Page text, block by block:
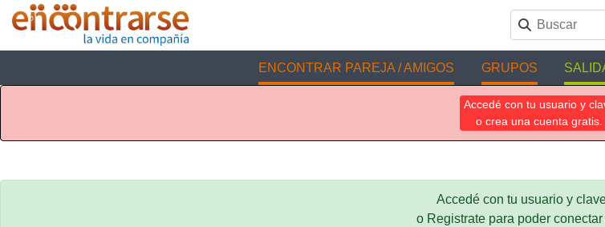
ENCONTRAR PAREJA / AMIGOS GRUPOS
Accedé con tu usuario y
o crea una cuenta gratis.
Accedé con tu usuario y
o Registrate para poder conectar